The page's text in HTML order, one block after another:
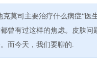
克莫司主要治疗什么病症“医
曾有过这样的焦虑。皮肤
而今天，我们要聊的.